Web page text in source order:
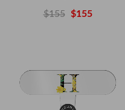
$155 $155